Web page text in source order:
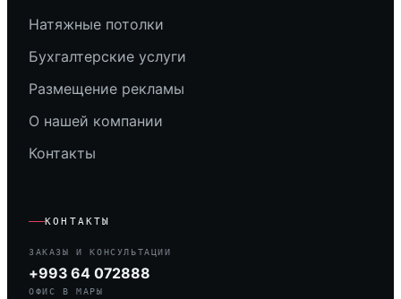
Натяжные потолки
Бухгалтерские услуги
Размещение рекламы
О нашей компании
Контакты
КОНТАКТЫ
ЗАКАЗЫ И КОНСУЛЬТАЦИИ
+993 64 072888
ОФИС В МАРЫ